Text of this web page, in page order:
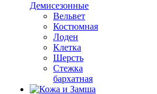
Демисезонные
Вельвет
Костюмная
Лоден
Клетка
Шерсть
Стежка
бархатная